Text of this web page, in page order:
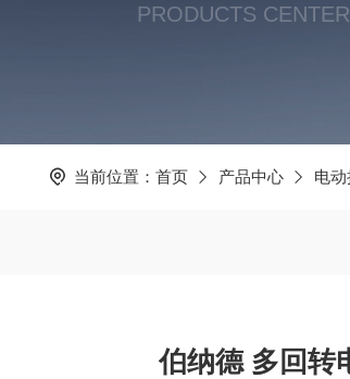
PRODUCTS CENTER
当前位置： 首页 产品中心 电
伯纳德 多回转